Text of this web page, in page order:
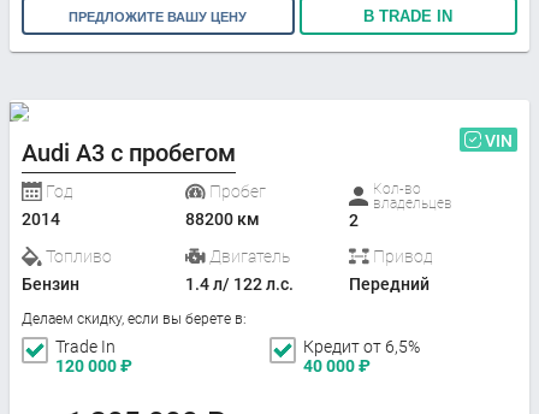
ПРЕДЛОЖИТЕ ВАШУ ЦЕНУ В TRADE IN
Audi A3 с пробегом VIN
Год
2014
Пробег
88200 км
Кол-во
владельцев
2
Топливо
Бензин
Двигатель
1.4 л/ 122 л.с.
Привод
Передний
Делаем скидку, если вы берете в:
Trade In
120 000₽
Кредит от 6,5%
40 000₽